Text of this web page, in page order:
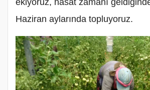
ekiyoruz, hasat zamanı
Haziran aylarında topluyoruz.